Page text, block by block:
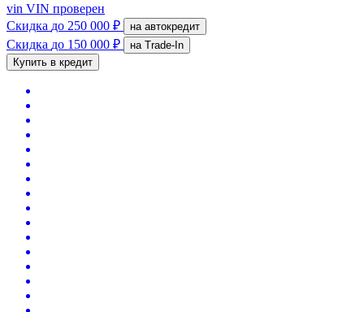
vin VIN проверен
Скидка до 250 000 ₽ на автокредит
Скидка до 150 000 ₽
на Trade-In
Купить в кредит